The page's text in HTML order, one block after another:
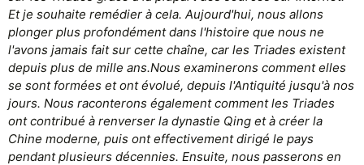
La demande de thé s'est développée au 17e siècle. Le 20 mars 1602,
les Néerlandais réorganisent leur commerce outre-mer en fusionnant
les six compagnies des Indes orientales existantes en une seule, la
VOC (ou Compagnie unie des Indes orientales), également appelée
Compagnie néerlandaise des Indes orientales par les Britanniques.
Le succès de la VOC s'explique en partie par le fait qu'elle a été la
première entreprise de l'histoire à proposer une introduction en bourse
(IPO), ce qui lui a permis de réunir un vaste capital et une puissance
financière suffisante pour rivaliser avec des pays plus importants sur le
plan international.
Et je souhaite remédier à cela. Aujourd'hui, nous allons
plonger plus profondément dans l'histoire que nous ne
l'avons jamais fait sur cette chaîne, car les Triades existent
depuis plus de mille ans.Nous examinerons comment elles
se sont formées et ont évolué, depuis l'Antiquité jusqu'à nos
jours. Nous raconterons également comment les Triades
ont contribué à renverser la dynastie Qing et à créer la
Chine moderne, puis ont effectivement dirigé le pays
pendant plusieurs décennies. Ensuite, nous passerons en